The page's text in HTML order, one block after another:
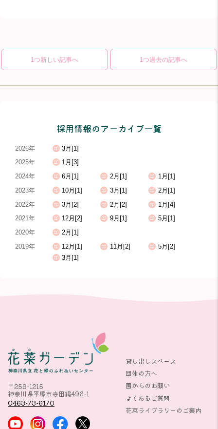
1つ新しい記事へ 1つ過去の記事へ
採用情報のアーカイブ一覧
2026年
3月[1]
2025年
1月[3]
2024年
6月[1] 2月[1]
1月[1]
2023年
10月[1] 3月[1]
2月[1]
2022年
3月[2] 2月[2]
1月[4]
2021年
12月[2] 9月[1]
5月[1]
2020年
2月[1]
2019年
12月[1] 11月[2]
5月[2]
3月[1]
〒259-1215
神奈川県平塚市寺田縄496-1
0463-73-6170
貸し出しスペース
団体の方へ
園からのお願い
よくあるご質問
花菜ライブラリーのご案内